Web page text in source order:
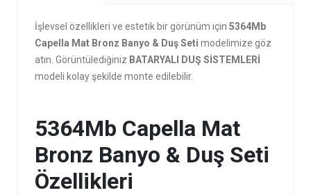
İşlevsel özellikleri ve estetik bir görünüm için 5364Mb
Capella Mat Bronz Banyo & Duş Seti modelimize göz
atın. Görüntülediğiniz BATARYALI DUŞ SİSTEMLERİ
modeli kolay şekilde monte edilebilir.
5364Mb Capella Mat
Bronz Banyo & Duş Seti
Özellikleri